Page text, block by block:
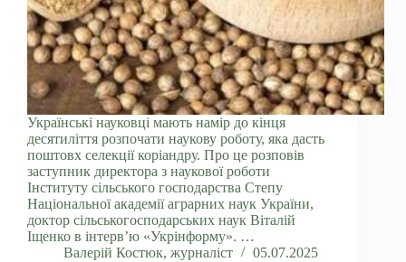
Українські науковці мають намір до кінця
десятиліття розпочати наукову роботу, яка дасть
поштовх селекції коріандру. Про це розповів
заступник директора з наукової роботи
Інституту сільського господарства Степу
Національної академії аграрних наук України,
доктор сільськогосподарських наук Віталій
Іщенко в інтерв’ю «Укрінформу». …
Валерій Костюк, журналіст
05.07.2025